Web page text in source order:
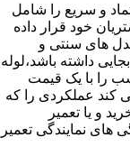
و سریع را شامل
خود قرار داده
های سنتی و
داشته باشد،لوله
را با یک قیمت
کند عملکردی را که
و یا تعمیر
های نمایندگی تعمیر